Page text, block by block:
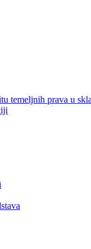
temeljnih prava u